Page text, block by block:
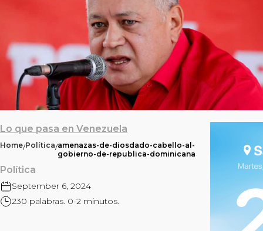
Lo que pasa en Venezuela
Home/Política/amenazas-de-diosdado-cabello-al-
gobierno-de-republica-dominicana
Política
September 6, 2024
230 palabras. 0-2 minutos.